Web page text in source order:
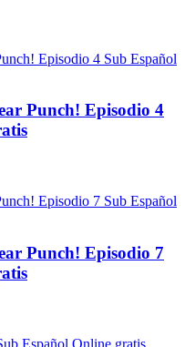
Punch! Episodio 4
Punch! Episodio 7